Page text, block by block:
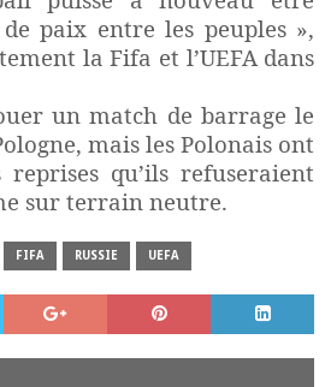
paix entre les peuples »,
la Fifa et l’UEFA dans
un match de barrage le
mais les Polonais ont
qu’ils refuseraient
sur terrain neutre.
FIFA RUSSIE UEFA